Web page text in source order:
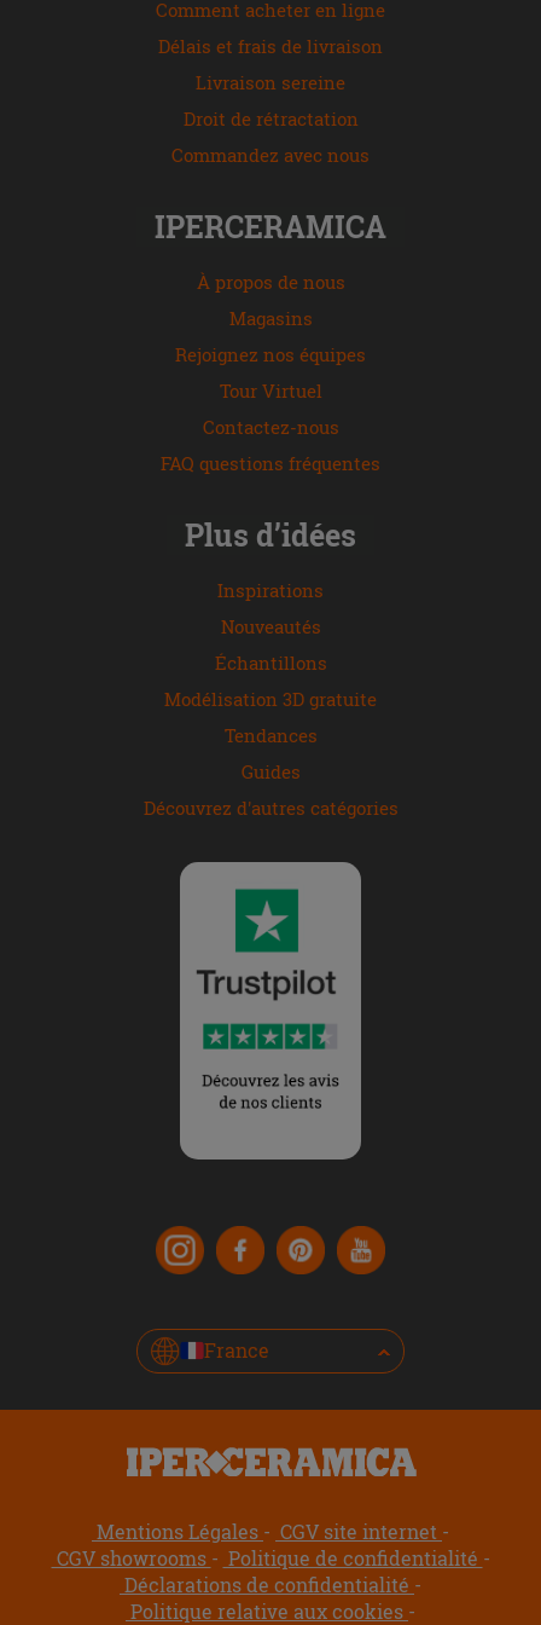
Comment acheter en ligne
Délais et frais de livraison
Livraison sereine
Droit de rétractation
Commandez avec nous
IPERCERAMICA
À propos de nous
Magasins
Rejoignez nos équipes
Tour Virtuel
Contactez-nous
FAQ questions fréquentes
Plus d’idées
Inspirations
Nouveautés
Échantillons
Modélisation 3D gratuite
Tendances
Guides
Découvrez d'autres catégories
France
Mentions Légales
CGV site internet
CGV showrooms
Politique de confidentialité
Déclarations de confidentialité
Politique relative aux cookies